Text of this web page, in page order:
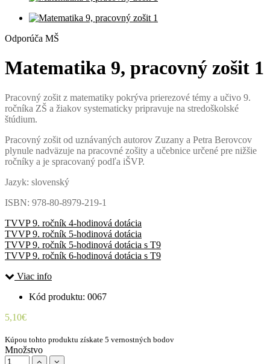
Odporúča MŠ
Matematika 9, pracovný zošit 1
Pracovný zošit z matematiky pokrýva prierezové témy a učivo 9.
ročníka ZŠ a žiakov systematicky pripravuje na stredoškolské
štúdium.
Pracovný zošit od uznávaných autorov Zuzany a Petra Berovcov
plynule nadväzuje na pracovné zošity a učebnice určené pre nižšie
ročníky a je spracovaný podľa iŠVP.
Jazyk: slovenský
ISBN: 978-80-8979-219-1
TVVP 9. ročník 4-hodinová dotácia
TVVP 9. ročník 5-hodinová dotácia
TVVP 9. ročník 5-hodinová dotácia s T9
TVVP 9. ročník 6-hodinová dotácia s T9
Viac info
Kód produktu: 0067
5,10€
Kúpou tohto produktu získate 5 vernostných bodov
Množstvo